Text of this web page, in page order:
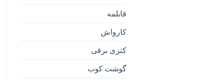
قابلمه
کارواش
کتری برقی
گوشت کوب